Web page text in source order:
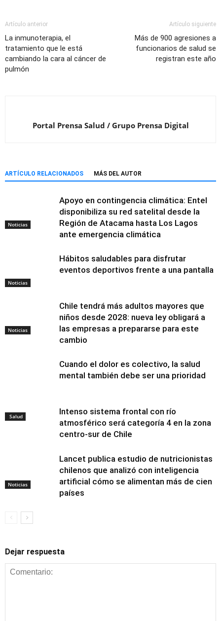
Artículo anterior
La inmunoterapia, el
tratamiento que le está
cambiando la cara al cáncer de
pulmón
Artículo siguiente
Más de 900 agresiones a
funcionarios de salud se
registran este año
Portal Prensa Salud / Grupo Prensa Digital
ARTÍCULO RELACIONADOS MÁS DEL AUTOR
Noticias
Apoyo en contingencia climática: Entel
disponibiliza su red satelital desde la
Región de Atacama hasta Los Lagos
ante emergencia climática
Noticias
Hábitos saludables para disfrutar
eventos deportivos frente a una pantalla
Noticias
Chile tendrá más adultos mayores que
niños desde 2028: nueva ley obligará a
las empresas a prepararse para este
cambio
Salud
Cuando el dolor es colectivo, la salud
mental también debe ser una prioridad
Noticias
Intenso sistema frontal con río
atmosférico será categoría 4 en la zona
centro-sur de Chile
Alimentación y
nutrición
Lancet publica estudio de nutricionistas
chilenos que analizó con inteligencia
artificial cómo se alimentan más de cien
países
Dejar respuesta